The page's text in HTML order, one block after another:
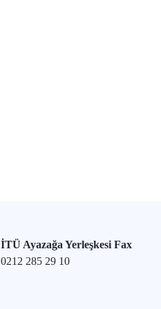
İTÜ Ayazağa Yerleşkesi Fax
0212 285 29 10